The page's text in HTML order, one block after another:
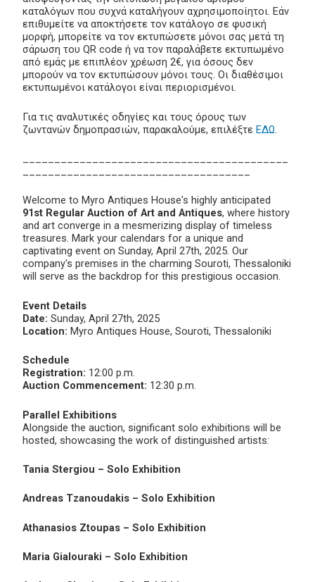
καταλόγων που συχνά καταλήγουν αχρησιμοποίητοι. Εάν
επιθυμείτε να αποκτήσετε τον κατάλογο σε φυσική
μορφή, μπορείτε να τον εκτυπώσετε μόνοι σας μετά τη
σάρωση του QR code ή να τον παραλάβετε εκτυπωμένο
από εμάς με επιπλέον χρέωση 2€, για όσους δεν
μπορούν να τον εκτυπώσουν μόνοι τους. Οι διαθέσιμοι
εκτυπωμένοι κατάλογοι είναι περιορισμένοι.
Για τις αναλυτικές οδηγίες και τους όρους των
ζωντανών δημοπρασιών, παρακαλούμε, επιλέξτε ΕΔΩ.
Welcome to Myro Antiques House's highly anticipated
91st Regular Auction of Art and Antiques, where history
and art converge in a mesmerizing display of timeless
treasures. Mark your calendars for a unique and
captivating event on Sunday, April 27th, 2025. Our
company's premises in the charming Souroti, Thessaloniki
will serve as the backdrop for this prestigious occasion.
Event Details
Date: Sunday, April 27th, 2025
Location: Myro Antiques House, Souroti, Thessaloniki
Schedule
Registration: 12:00 p.m.
Auction Commencement: 12:30 p.m.
Parallel Exhibitions
Alongside the auction, significant solo exhibitions will be
hosted, showcasing the work of distinguished artists:
Tania Stergiou – Solo Exhibition
Andreas Tzanoudakis – Solo Exhibition
Athanasios Ztoupas – Solo Exhibition
Maria Gialouraki – Solo Exhibition